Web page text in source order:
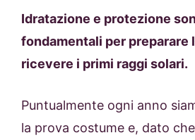
Idratazione e protezione
fondamentali per preparare
ricevere i primi raggi solari.
Puntualmente ogni anno
la prova costume e, dato